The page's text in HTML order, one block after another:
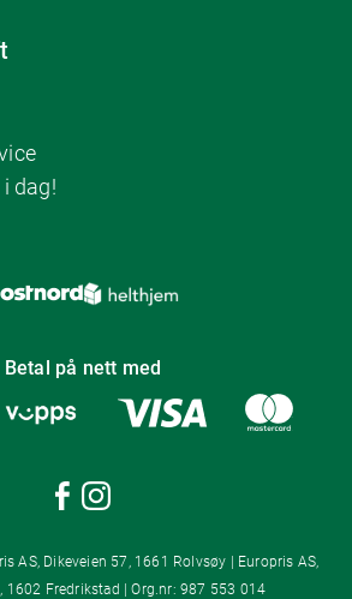
dag!
Betal på nett med
AS, Dikeveien 57, 1661 Rolvsøy | Europris AS,
1602 Fredrikstad | Org.nr: 987 553 014